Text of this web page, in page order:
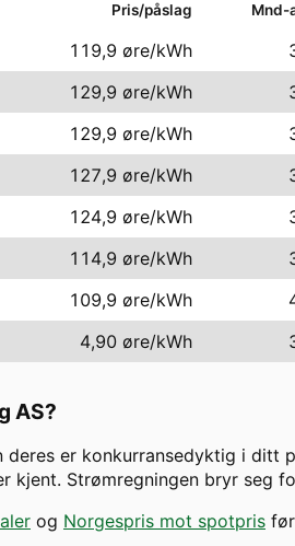
Pris/påslag Mnd-
119,9 øre/kWh
129,9 øre/kWh
129,9 øre/kWh
127,9 øre/kWh
124,9 øre/kWh
114,9 øre/kWh
109,9 øre/kWh
4,90 øre/kWh
AS?
deres er konkurransedyktig i ditt
kjent. Strømregningen bryr seg
og Norgespris mot spotpris